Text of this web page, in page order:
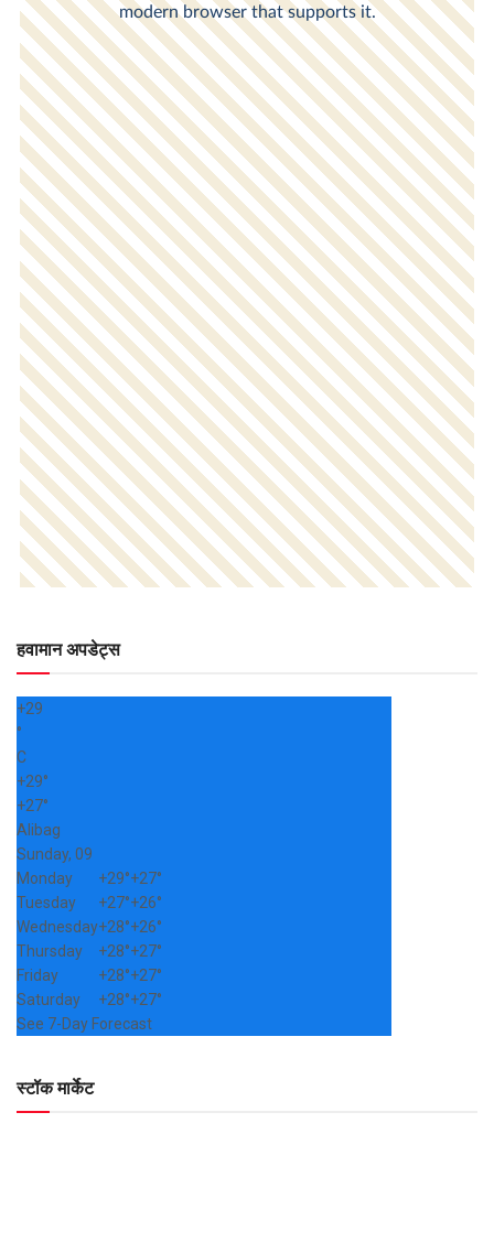
हवामान अपडेट्स
+29
°
C
+29°
+27°
Alibag
Sunday, 09
Monday
+29°+27°
Tuesday
+27°+26°
Wednesday+28°+26°
Thursday
+28°+27°
Friday
+28°+27°
Saturday
+28°+27°
See 7-Day Forecast
स्टॉक मार्केट